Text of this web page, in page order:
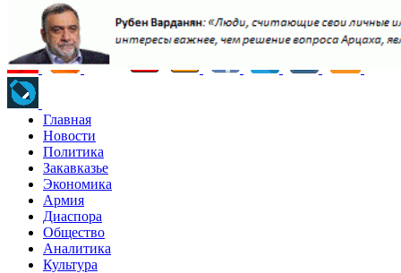
Главная
Новости
Политика
Закавказье
Экономика
Армия
Диаспора
Общество
Аналитика
Культура